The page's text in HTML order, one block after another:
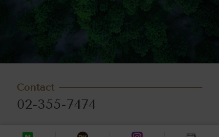
Contact
02-355-7474
Treatment Hours